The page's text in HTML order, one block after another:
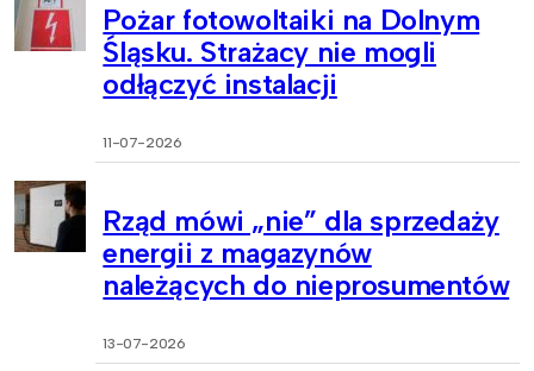
Pożar fotowoltaiki na Dolnym
Śląsku. Strażacy nie mogli
odłączyć instalacji
11-07-2026
Rząd mówi „nie” dla sprzedaży
energii z magazynów
należących do nieprosumentów
13-07-2026